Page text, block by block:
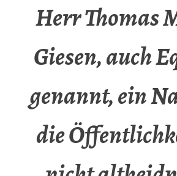
Herr Thomas
Giesen, auch
genannt, ein
die